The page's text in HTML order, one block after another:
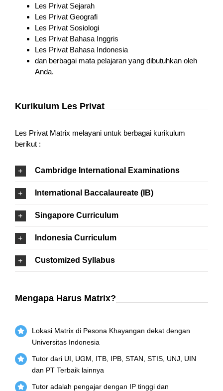
Les Privat Sejarah
Les Privat Geografi
Les Privat Sosiologi
Les Privat Bahasa Inggris
Les Privat Bahasa Indonesia
dan berbagai mata pelajaran yang dibutuhkan oleh
Anda.
Kurikulum Les Privat
Les Privat Matrix melayani untuk berbagai kurikulum
berikut :
Cambridge International Examinations
International Baccalaureate (IB)
Singapore Curriculum
Indonesia Curriculum
Customized Syllabus
Mengapa Harus Matrix?
Lokasi Matrix di Pesona Khayangan dekat dengan
Universitas Indonesia
Tutor dari UI, UGM, ITB, IPB, STAN, STIS, UNJ, UIN
dan PT Terbaik lainnya
Tutor adalah pengajar dengan IP tinggi dan